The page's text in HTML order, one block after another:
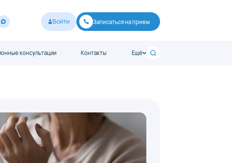
Войти Записаться на прием
консультации Контакты Ещё